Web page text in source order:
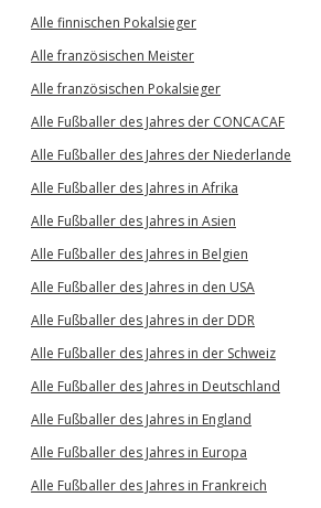
Alle finnischen Pokalsieger
Alle französischen Meister
Alle französischen Pokalsieger
Alle Fußballer des Jahres der CONCACAF
Alle Fußballer des Jahres der Niederlande
Alle Fußballer des Jahres in Afrika
Alle Fußballer des Jahres in Asien
Alle Fußballer des Jahres in Belgien
Alle Fußballer des Jahres in den USA
Alle Fußballer des Jahres in der DDR
Alle Fußballer des Jahres in der Schweiz
Alle Fußballer des Jahres in Deutschland
Alle Fußballer des Jahres in England
Alle Fußballer des Jahres in Europa
Alle Fußballer des Jahres in Frankreich